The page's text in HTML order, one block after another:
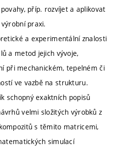
příp. rozvíjet a aplikovat
praxi.
a experimentální znalosti
a metod jejich vývoje,
při mechanickém, tepelném či
ve vazbě na strukturu.
schopný exaktních popisů
velmi složitých výrobků z
s těmito matricemi,
simulací